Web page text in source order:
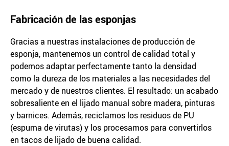
Fabricación de las esponjas
Gracias a nuestras instalaciones de producción de
esponja, mantenemos un control de calidad total y
podemos adaptar perfectamente tanto la densidad
como la dureza de los materiales a las necesidades del
mercado y de nuestros clientes. El resultado: un acabado
sobresaliente en el lijado manual sobre madera, pinturas
y barnices. Además, reciclamos los residuos de PU
(espuma de virutas) y los procesamos para convertirlos
en tacos de lijado de buena calidad.